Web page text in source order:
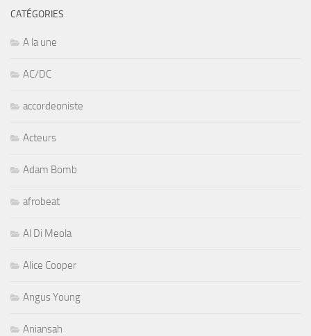
CATÉGORIES
A la une
AC/DC
accordeoniste
Acteurs
Adam Bomb
afrobeat
Al Di Meola
Alice Cooper
Angus Young
Aniansah